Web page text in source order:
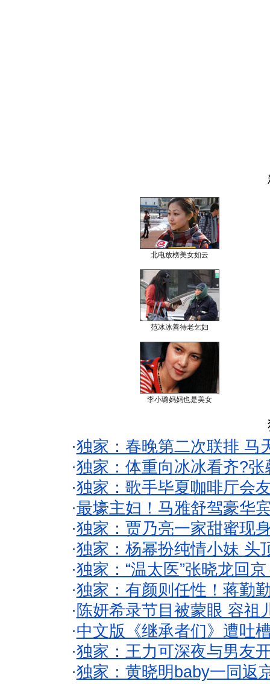
北电放榜美女如云
范冰冰善待老乞妇
李小璐妈妈也是美女
·独家：春晚第二次联排 马
·独家：体重向冰冰看齐?
·独家：歌手毕夏咖啡厅会
·最壕主妇！马雅舒驾豪华
·独家：贾乃亮一家甜蜜现
·独家：杨幂扮纯情小妹 头
·独家：“温太医”张晓龙回
·独家：有颜则任性！蒋勤
· 陈妍希录节目被蒙眼 容祖
·中文版《继承者们》遭吐
·独家：王力可深夜与男友
·独家：黄晓明baby一同返